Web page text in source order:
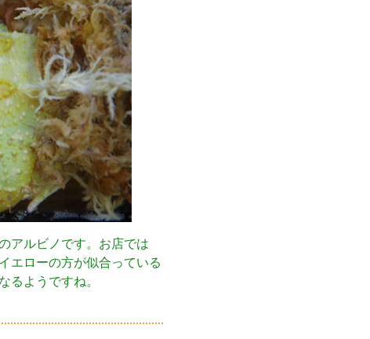
アルビノです。お店では
エローの方が似合っている
るようですね。